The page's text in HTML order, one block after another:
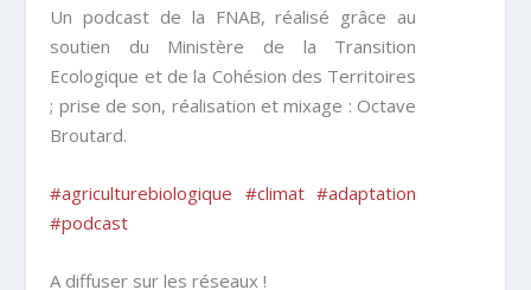
Un podcast de la FNAB, réalisé grâce au
soutien du Ministère de la Transition
Ecologique et de la Cohésion des Territoires
; prise de son, réalisation et mixage : Octave
Broutard.
#agriculturebiologique #climat #adaptation
#podcast
A diffuser sur les réseaux !